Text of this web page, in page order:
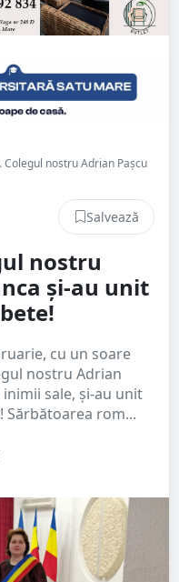
Colegul nostru Adrian Pașcu
Salvează
nostru
și-au unit
cu un soare
nostru Adrian
inimii sale, și-au unit
Sărbătoarea rom...